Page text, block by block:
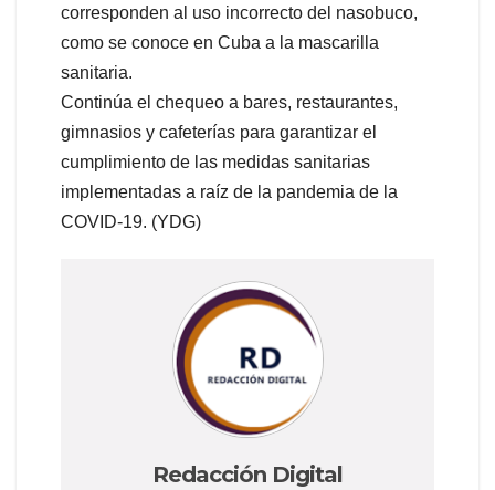
corresponden al uso incorrecto del nasobuco,
como se conoce en Cuba a la mascarilla
sanitaria.
Continúa el chequeo a bares, restaurantes,
gimnasios y cafeterías para garantizar el
cumplimiento de las medidas sanitarias
implementadas a raíz de la pandemia de la
COVID-19. (YDG)
Redacción Digital